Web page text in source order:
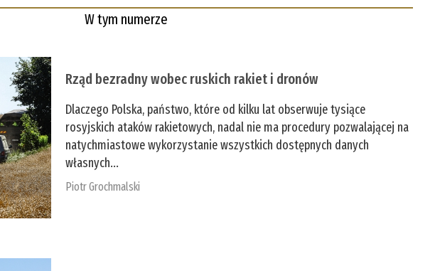
W tym numerze
Rząd bezradny wobec ruskich rakiet i dronów
Dlaczego Polska, państwo, które od kilku lat obserwuje tysiące
rosyjskich ataków rakietowych, nadal nie ma procedury pozwalającej na
natychmiastowe wykorzystanie wszystkich dostępnych danych
własnych...
Piotr Grochmalski